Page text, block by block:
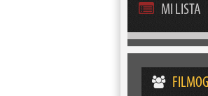
MI LISTA